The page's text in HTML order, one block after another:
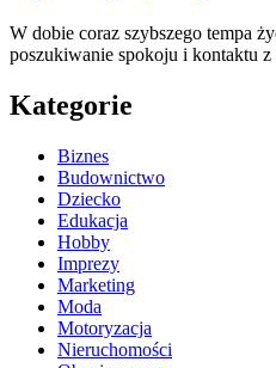
W dobie coraz szybszego tempa
poszukiwanie spokoju i kontaktu
Kategorie
Biznes
Budownictwo
Dziecko
Edukacja
Hobby
Imprezy
Marketing
Moda
Motoryzacja
Nieruchomości